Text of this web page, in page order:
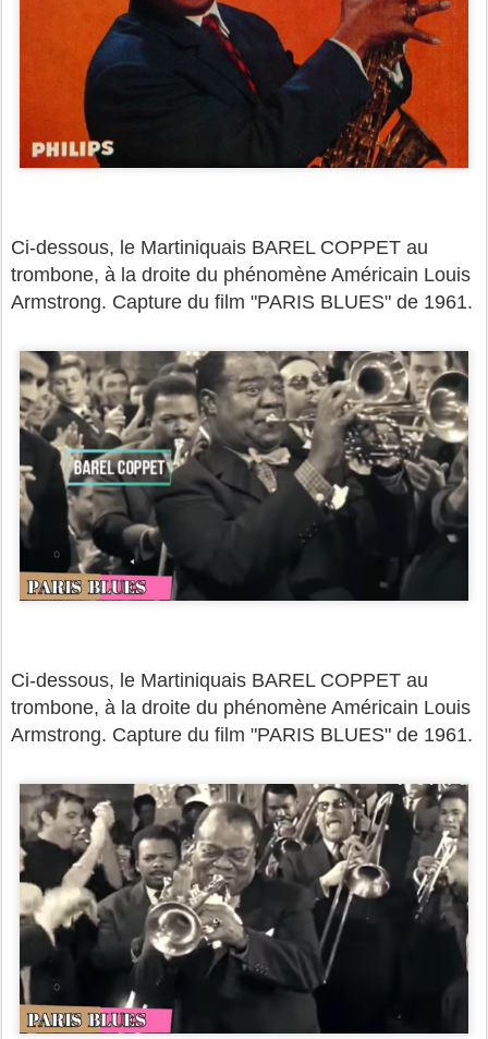
Ci-dessous, le Martiniquais BAREL COPPET au
trombone, à la droite du phénomène Américain Louis
Armstrong. Capture du film "PARIS BLUES" de 1961.
Ci-dessous, le Martiniquais BAREL COPPET au
trombone, à la droite du phénomène Américain Louis
Armstrong. Capture du film "PARIS BLUES" de 1961.